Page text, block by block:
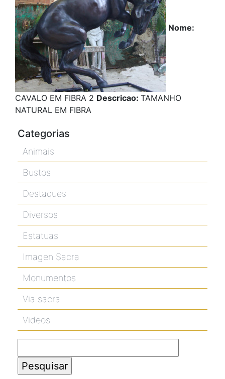
Nome:
CAVALO EM FIBRA 2 Descricao: TAMANHO
NATURAL EM FIBRA
Categorias
Animais
Bustos
Destaques
Diversos
Estatuas
Imagen Sacra
Monumentos
Via sacra
Videos
por: